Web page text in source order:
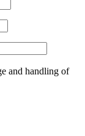
and handling of